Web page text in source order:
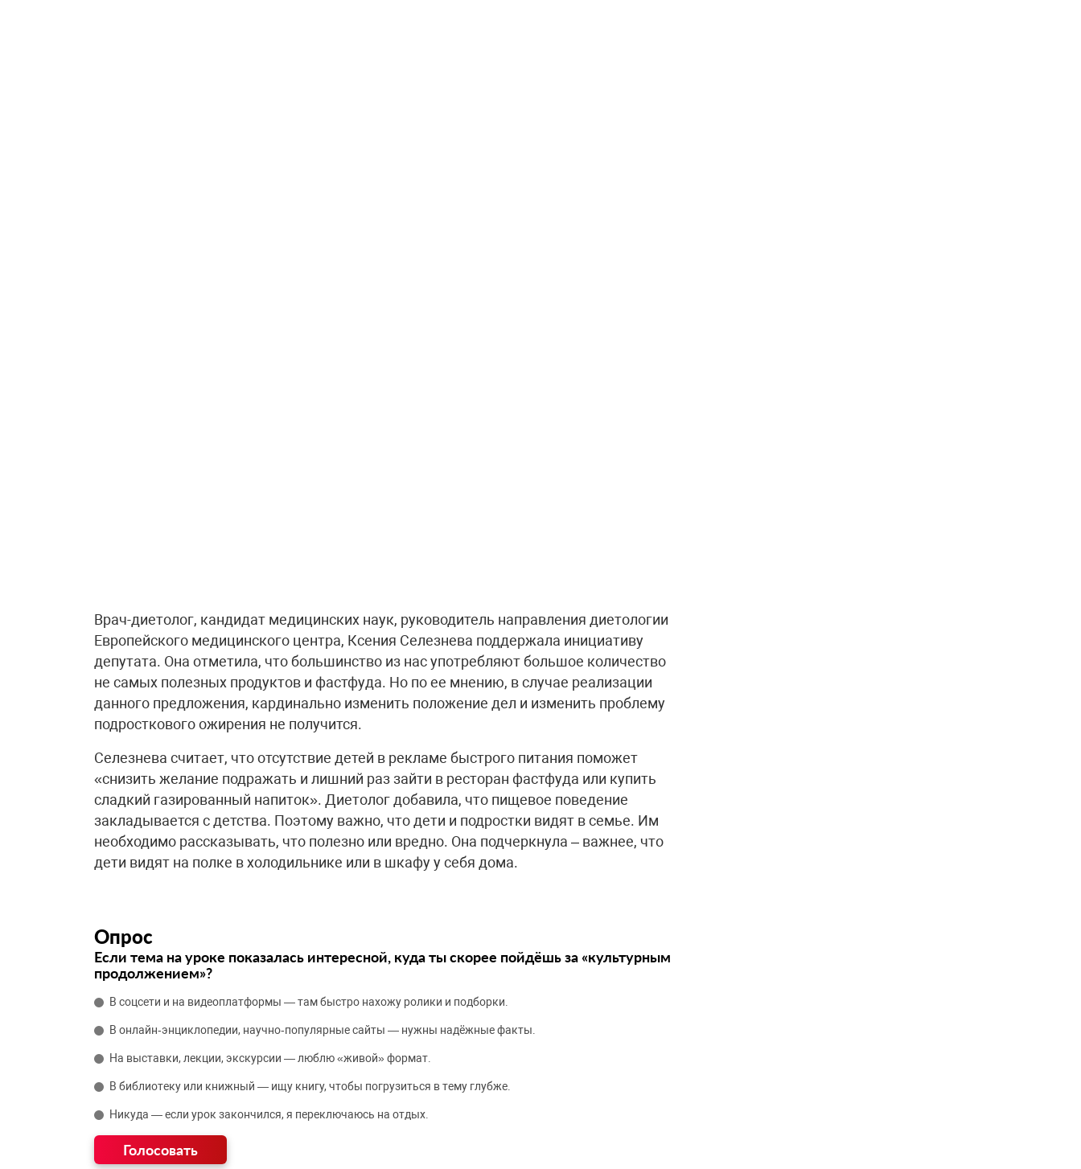
Врач-диетолог, кандидат медицинских наук, руководитель направления диетологии
Европейского медицинского центра, Ксения Селезнева поддержала инициативу
депутата. Она отметила, что большинство из нас употребляют большое количество
не самых полезных продуктов и фастфуда. Но по ее мнению, в случае реализации
данного предложения, кардинально изменить положение дел и изменить проблему
подросткового ожирения не получится.
Селезнева считает, что отсутствие детей в рекламе быстрого питания поможет
«снизить желание подражать и лишний раз зайти в ресторан фастфуда или купить
сладкий газированный напиток». Диетолог добавила, что пищевое поведение
закладывается с детства. Поэтому важно, что дети и подростки видят в семье. Им
необходимо рассказывать, что полезно или вредно. Она подчеркнула – важнее, что
дети видят на полке в холодильнике или в шкафу у себя дома.
Опрос
Если тема на уроке показалась интересной, куда ты скорее пойдёшь за «культурным
продолжением»?
В соцсети и на видеоплатформы — там быстро нахожу ролики и подборки.
В онлайн‑энциклопедии, научно‑популярные сайты — нужны надёжные факты.
На выставки, лекции, экскурсии — люблю «живой» формат.
В библиотеку или книжный — ищу книгу, чтобы погрузиться в тему глубже.
Никуда — если урок закончился, я переключаюсь на отдых.